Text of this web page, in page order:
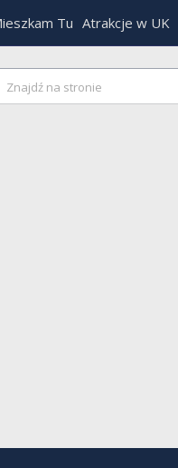
Tu Atrakcje w UK